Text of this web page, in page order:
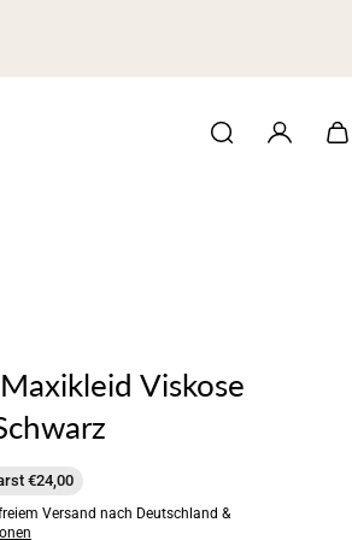
Viskose
€24,00
Versand nach Deutschland &